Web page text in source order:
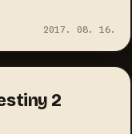
2017. 08. 16.
2